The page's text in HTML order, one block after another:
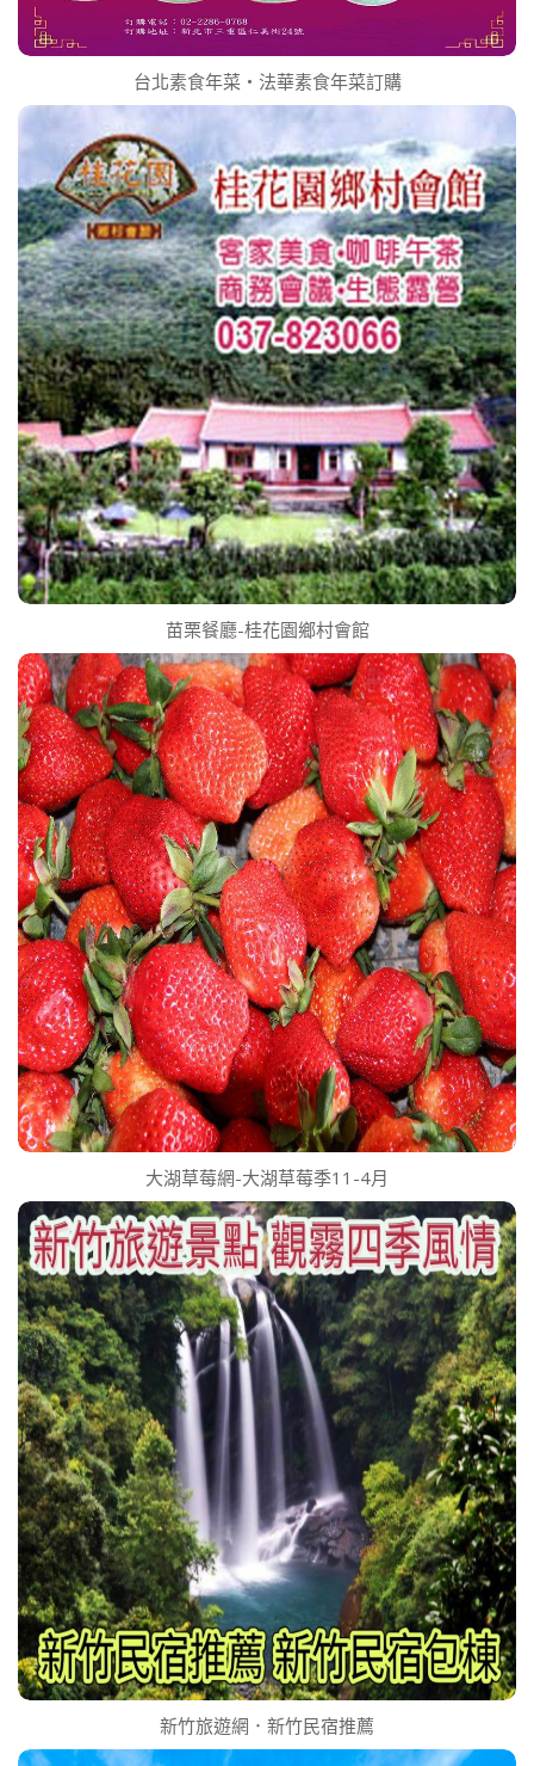
台北素食年菜‧法華素食年菜訂購
苗栗餐廳-桂花園鄉村會館
大湖草莓網-大湖草莓季11-4月
新竹旅遊網．新竹民宿推薦